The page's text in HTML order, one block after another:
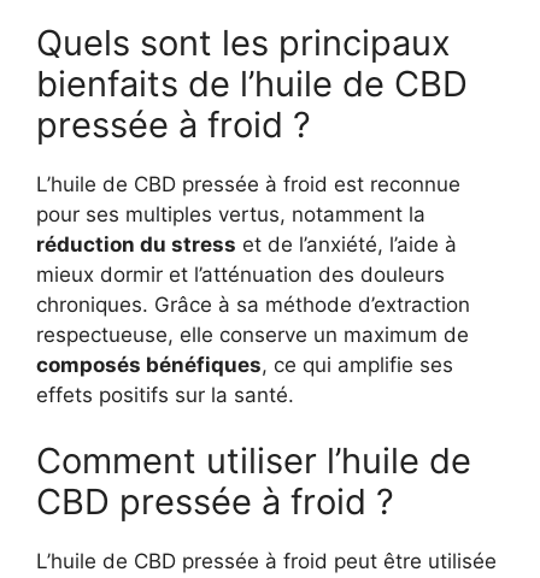
Quels sont les principaux
bienfaits de l’huile de CBD
pressée à froid ?
L’huile de CBD pressée à froid est reconnue
pour ses multiples vertus, notamment la
réduction du stress et de l’anxiété, l’aide à
mieux dormir et l’atténuation des douleurs
chroniques. Grâce à sa méthode d’extraction
respectueuse, elle conserve un maximum de
composés bénéfiques, ce qui amplifie ses
effets positifs sur la santé.
Comment utiliser l’huile de
CBD pressée à froid ?
L’huile de CBD pressée à froid peut être utilisée